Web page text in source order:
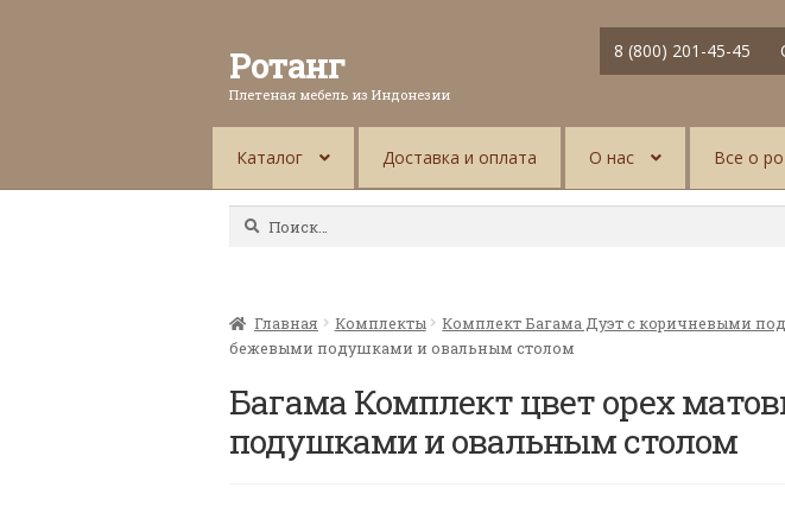
Ротанг
Плетеная мебель из Индонезии
8 (800) 201-45-45
Каталог Доставка и оплата О нас Все о
Найти:
Главная Комплекты Комплект Багама Дуэт с коричневыми
бежевыми подушками и овальным столом
Багама Комплект цвет орех
подушками и овальным столом